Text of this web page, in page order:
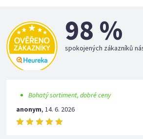
98 %
spokojených zákazníků
Bohatý sortiment, dobré ceny
anonym,14. 6. 2026